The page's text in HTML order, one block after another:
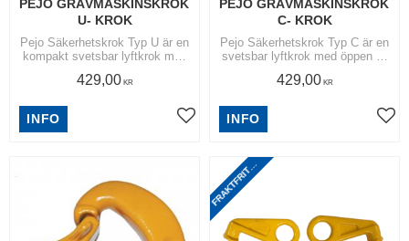
PEJO GRÄVMASKINSKROK
U- KROK
Pejo Säkerhetskrok Typ U är en
kompakt svetsbar lyftkrok med
lastplacering och mycket hög
429,00KR
Lägg till i favoriter
INFO
PEJO GRÄVMASKINSKROK
C- KROK
Pejo Säkerhetskrok Typ C är en
svetsbar lyftkrok med öppen C-
och urkoppling
429,00KR
INFO
F
R
A
K
T
F
R
I
T
T
I
N
O
M
S
V
E
R
I
G
E